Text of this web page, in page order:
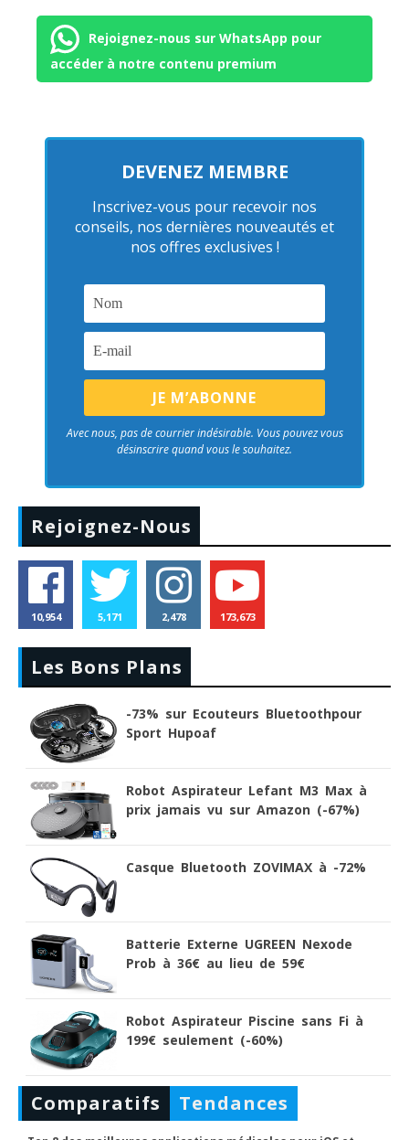
Rejoignez-nous sur WhatsApp pour
accéder à notre contenu premium
DEVENEZ MEMBRE
Inscrivez-vous pour recevoir nos
conseils, nos dernières nouveautés et
nos offres exclusives !
Avec nous, pas de courrier indésirable. Vous pouvez vous
désinscrire quand vous le souhaitez.
Rejoignez-Nous
10,954 5,171 2,478 173,673
Les Bons Plans
-73% sur Ecouteurs Bluetoothpour
Sport Hupoaf
Robot Aspirateur Lefant M3 Max à
prix jamais vu sur Amazon (-67%)
Casque Bluetooth ZOVIMAX à -72%
Batterie Externe UGREEN Nexode
Prob à 36€ au lieu de 59€
Robot Aspirateur Piscine sans Fi à
199€ seulement (-60%)
Comparatifs Tendances